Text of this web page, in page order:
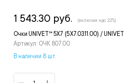
Очки UNIVET™ 5Х7 (5Х7.03.11.00) / UNIVET
Артикул: ОЧК 807.00
1 543.30 руб. (включая ндс 22%)
В наличии 8 шт.